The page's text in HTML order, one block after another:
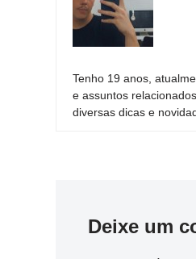
Tenho 19 anos,
e assuntos
diversas dicas e
Deixe um